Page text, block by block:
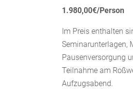
1.980,00€/Person
Im Preis enthalten
Seminarunterlagen,
Pausenversorgung
Teilnahme am
Aufzugsabend.